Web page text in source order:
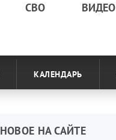
СВО ВИДЕО
КАЛЕНДАРЬ
НОВОЕ НА САЙТЕ